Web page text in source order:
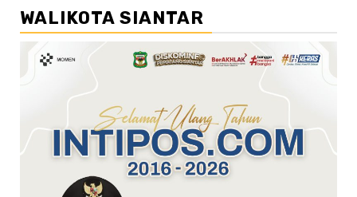
WALIKOTA SIANTAR